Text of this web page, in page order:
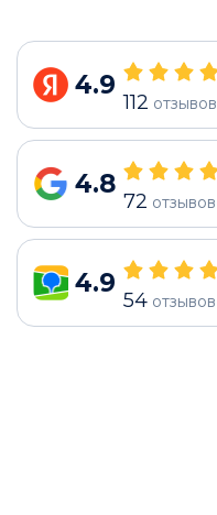
4.9
112 отзывов
4.8
72 отзывов
4.9
54 отзывов